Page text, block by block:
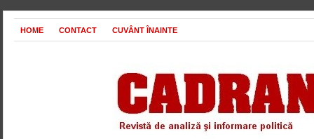
HOME CONTACT CUVÂNT ÎNAINTE